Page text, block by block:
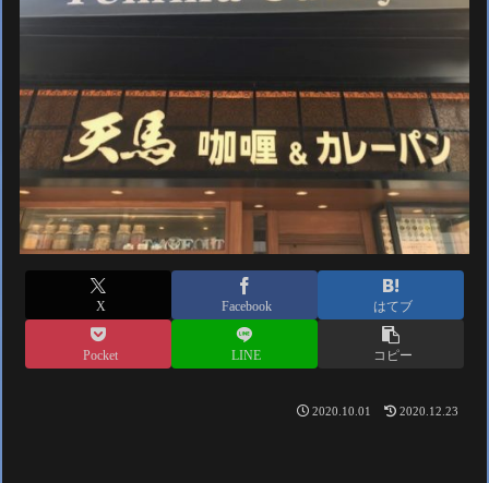
X Facebook はてブ
Pocket LINE コピー
2020.10.01 2020.12.23